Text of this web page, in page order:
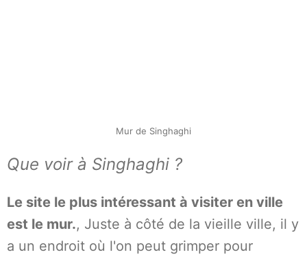
Mur de Singhaghi
Que voir à Singhaghi ?
Le site le plus intéressant à visiter en ville
est le mur., Juste à côté de la vieille ville, il y
a un endroit où l'on peut grimper pour